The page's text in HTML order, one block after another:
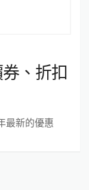
、折扣
最新的優惠